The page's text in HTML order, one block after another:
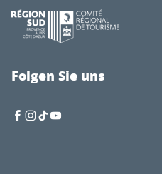
Folgen Sie uns